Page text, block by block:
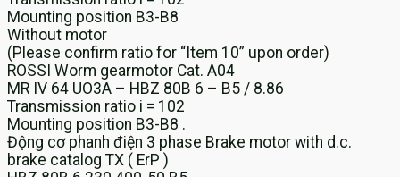
Mounting position B3-B8
Without motor
(Please confirm ratio for “Item 10” upon order)
ROSSI Worm gearmotor Cat. A04
MR IV 64 UO3A – HBZ 80B 6 – B5 / 8.86
Transmission ratio i = 102
Mounting position B3-B8 .
Động cơ phanh điện 3 phase Brake motor with d.c.
brake catalog TX ( ErP )